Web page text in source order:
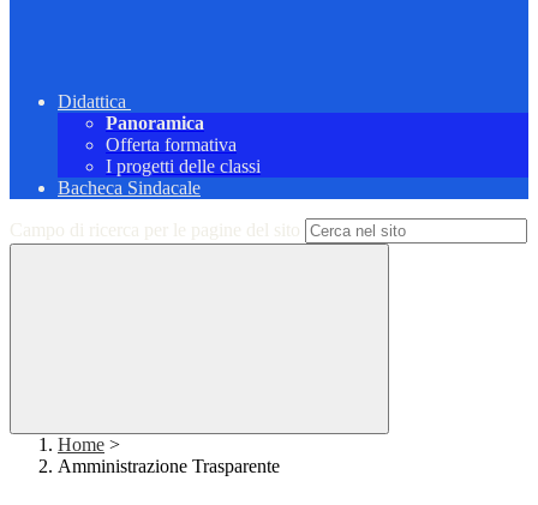
Didattica
Panoramica
Offerta formativa
I progetti delle classi
Bacheca Sindacale
Campo di ricerca per le pagine del sito
Home >
Amministrazione Trasparente